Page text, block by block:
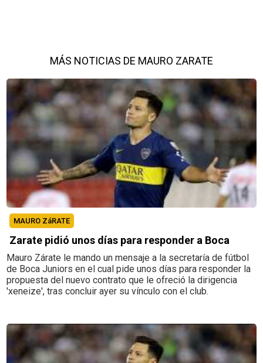
MÁS NOTICIAS DE MAURO ZARATE
MAURO ZáRATE
Zarate pidió unos días para responder a Boca
Mauro Zárate le mando un mensaje a la secretaría de fútbol
de Boca Juniors en el cual pide unos días para responder la
propuesta del nuevo contrato que le ofreció la dirigencia
'xeneize', tras concluir ayer su vínculo con el club.